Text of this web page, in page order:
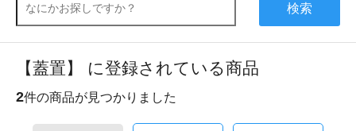
検索
【蓋置】 に登録されている商品
2件の商品が見つかりました